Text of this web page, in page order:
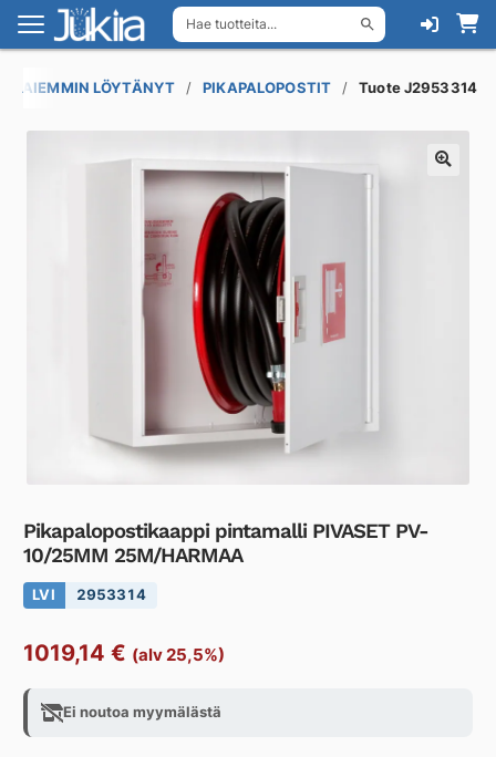
Hae tuotteita...
Siirry
navigointiin
Siirry
sisältöön
AIEMMIN LÖYTÄNYT PIKAPALOPOSTIT Tuote J2953314
Pikapalopostikaappi pintamalli PIVASET PV-
10/25MM 25M/HARMAA
LVI 2953314
1019,14 € (alv 25,5%)
Ei noutoa myymälästä